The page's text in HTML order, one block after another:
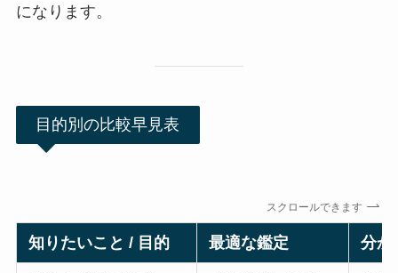
になります。
目的別の比較早見表
スクロールできます
知りたいこと / 目的 最適な鑑定 分か